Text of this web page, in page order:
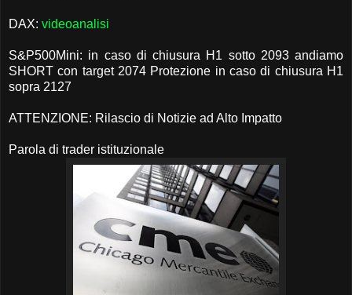
DAX: videoanalisi
S&P500Mini: in caso di chiusura H1 sotto 2093 andiamo
SHORT con target 2074 Protezione in caso di chiusura H1
sopra 2127
ATTENZIONE: Rilascio di Notizie ad Alto Impatto
Parola di trader istituzionale